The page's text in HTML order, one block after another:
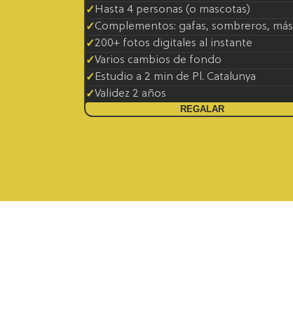
Hasta 4 personas (o mascotas)
Complementos: gafas, sombreros, más
200+ fotos digitales al instante
Varios cambios de fondo
Estudio a 2 min de Pl. Catalunya
Validez 2 años
REGALAR